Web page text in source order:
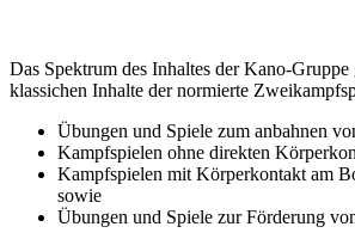
Das Spektrum des Inhaltes der Kano-Gruppe
klassichen Inhalte der normierte
Übungen und Spiele zum anbahnen
Kampfspielen ohne direkten
Kampfspielen mit Körperkontakt am
sowie
Übungen und Spiele zur Förderung